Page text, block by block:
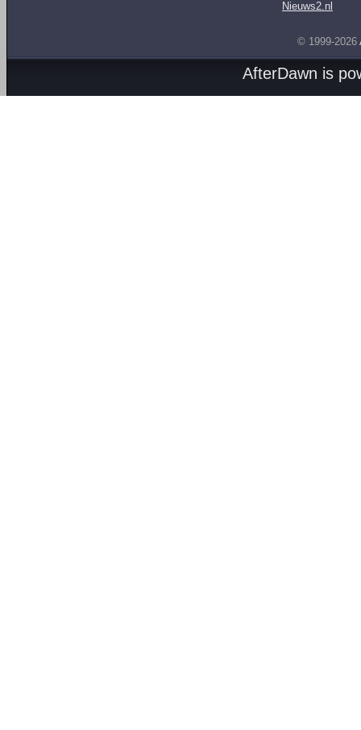
Nieuws2.nl
© 1999-2026
AfterDawn is